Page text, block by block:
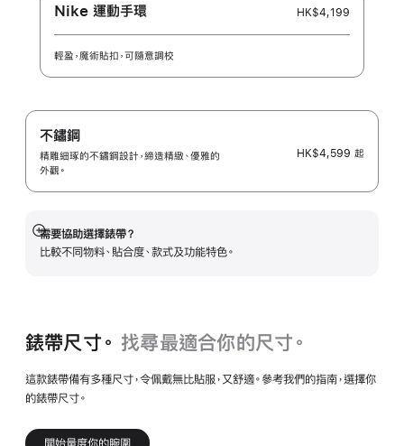
Nike 運動手環 HK$4,199
輕盈，魔術貼扣，可隨意調校
不鏽鋼
精雕細琢的不鏽鋼設計，締造精緻、優雅的
外觀。
HK$4,599 起
需要協助選擇錶帶？
比較不同物料、貼合度、款式及功能特色。
顯
示
錶帶尺寸。 找尋最適合你的尺寸。
這款錶帶備有多種尺寸，令佩戴無比貼服，又舒適。參考我們的指南，選擇你
的錶帶尺寸。
開始量度你的腕圍